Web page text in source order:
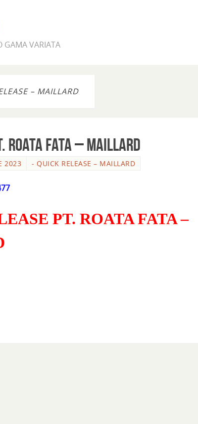
GAMA VARIATA
– MAILLARD
ROATA FATA – MAILLARD
2023 - QUICK RELEASE – MAILLARD
PT. ROATA FATA –